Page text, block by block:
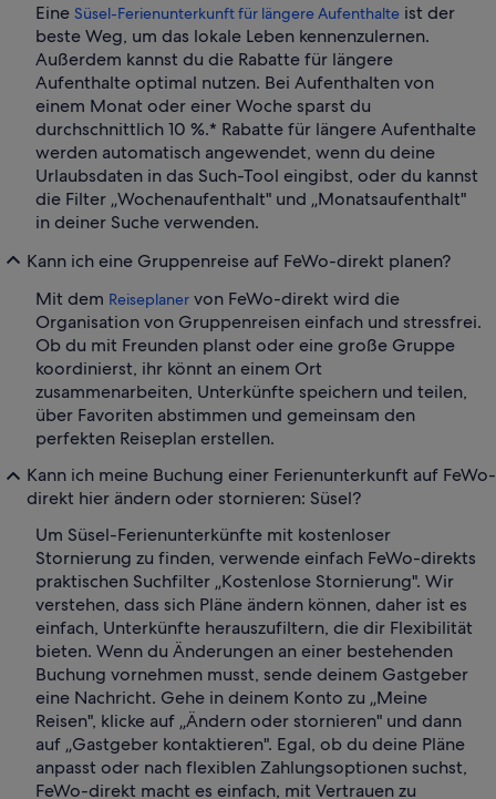
Eine Süsel-Ferienunterkunft für längere Aufenthalte ist der
beste Weg, um das lokale Leben kennenzulernen.
Außerdem kannst du die Rabatte für längere
Aufenthalte optimal nutzen. Bei Aufenthalten von
einem Monat oder einer Woche sparst du
durchschnittlich 10 %.* Rabatte für längere Aufenthalte
werden automatisch angewendet, wenn du deine
Urlaubsdaten in das Such-Tool eingibst, oder du kannst
die Filter „Wochenaufenthalt" und „Monatsaufenthalt"
in deiner Suche verwenden.
Kann ich eine Gruppenreise auf FeWo-direkt planen?
Mit dem Reiseplaner von FeWo-direkt wird die
Organisation von Gruppenreisen einfach und stressfrei.
Ob du mit Freunden planst oder eine große Gruppe
koordinierst, ihr könnt an einem Ort
zusammenarbeiten, Unterkünfte speichern und teilen,
über Favoriten abstimmen und gemeinsam den
perfekten Reiseplan erstellen.
Kann ich meine Buchung einer Ferienunterkunft auf FeWo-
direkt hier ändern oder stornieren: Süsel?
Um Süsel-Ferienunterkünfte mit kostenloser
Stornierung zu finden, verwende einfach FeWo-direkts
praktischen Suchfilter „Kostenlose Stornierung". Wir
verstehen, dass sich Pläne ändern können, daher ist es
einfach, Unterkünfte herauszufiltern, die dir Flexibilität
bieten. Wenn du Änderungen an einer bestehenden
Buchung vornehmen musst, sende deinem Gastgeber
eine Nachricht. Gehe in deinem Konto zu „Meine
Reisen", klicke auf „Ändern oder stornieren" und dann
auf „Gastgeber kontaktieren". Egal, ob du deine Pläne
anpasst oder nach flexiblen Zahlungsoptionen suchst,
FeWo-direkt macht es einfach, mit Vertrauen zu